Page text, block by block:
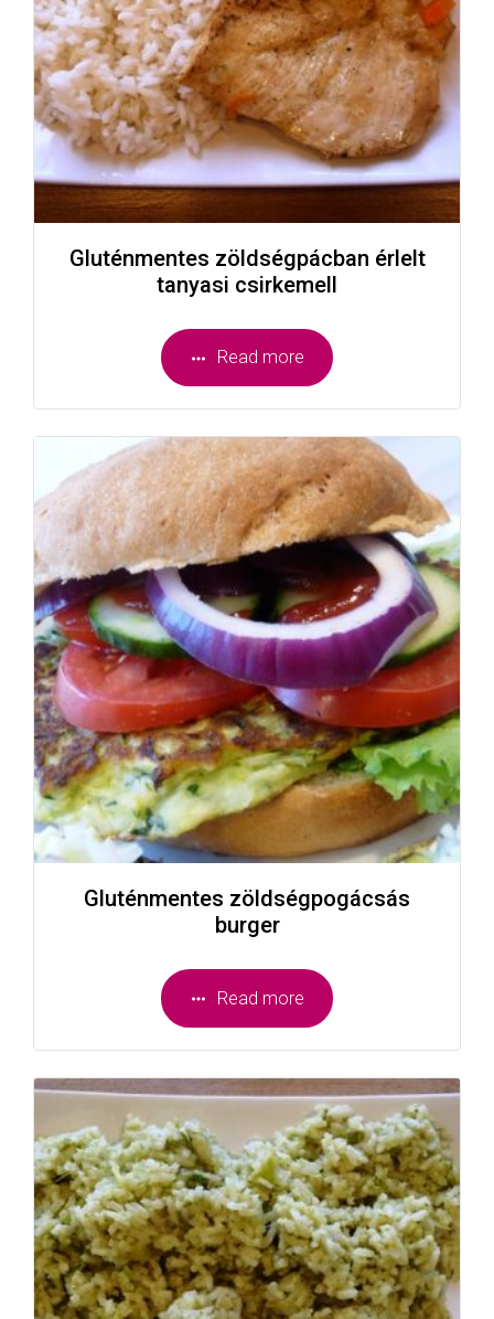
Gluténmentes zöldségpácban érlelt
tanyasi csirkemell
Read more
Gluténmentes zöldségpogácsás
burger
Read more